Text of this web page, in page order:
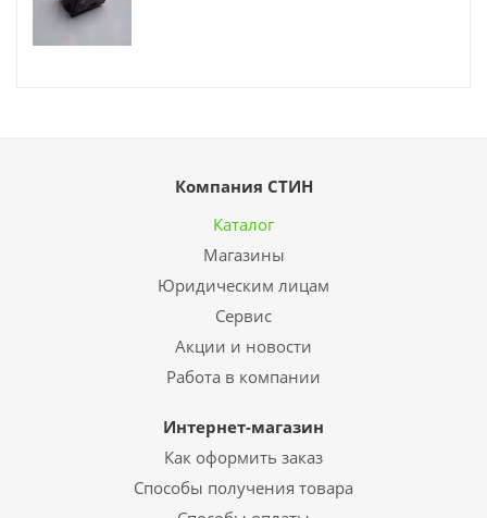
Компания СТИН
Каталог
Магазины
Юридическим лицам
Сервис
Акции и новости
Работа в компании
Интернет-магазин
Как оформить заказ
Способы получения товара